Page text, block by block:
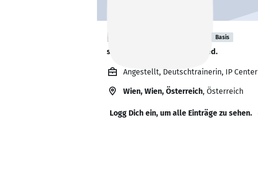
Ebru Yildirim BA Basis
sucht ein neues Team-Mitglied.
Angestellt, Deutschtrainerin, IP Center
Wien, Wien, Österreich, Österreich
Logg Dich ein, um alle Einträge zu sehen.